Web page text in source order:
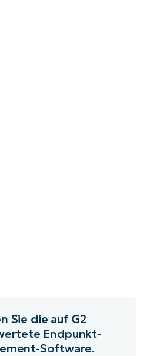
Sie die auf G2
Endpunkt-
Software.